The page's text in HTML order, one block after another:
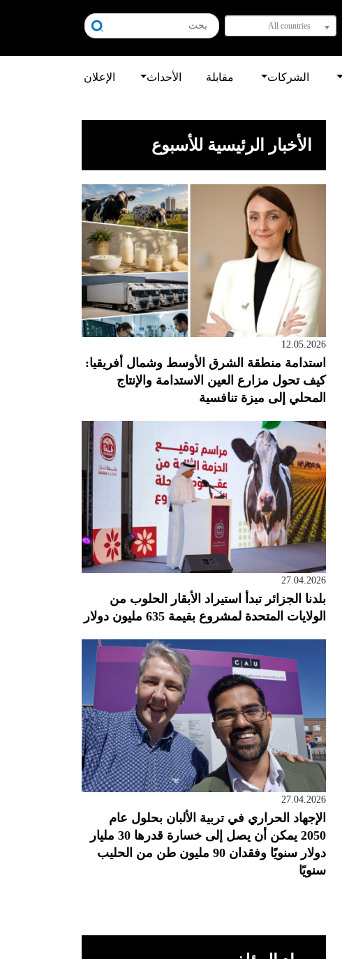
All countries
الشركات مقابلة الأحداث الإعلان
الأخبار الرئيسية للأسبوع
12.05.2026
استدامة منطقة الشرق الأوسط وشمال أفريقيا:
كيف تحول مزارع العين الاستدامة والإنتاج
المحلي إلى ميزة تنافسية
27.04.2026
بلدنا الجزائر تبدأ استيراد الأبقار الحلوب من
الولايات المتحدة لمشروع بقيمة 635 مليون دولار
27.04.2026
الإجهاد الحراري في تربية الألبان بحلول عام
2050 يمكن أن يصل إلى خسارة قدرها 30 مليار
دولار سنويًا وفقدان 90 مليون طن من الحليب
سنويًا